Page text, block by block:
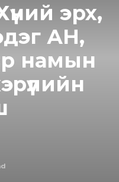
эрх,
АН,
намын